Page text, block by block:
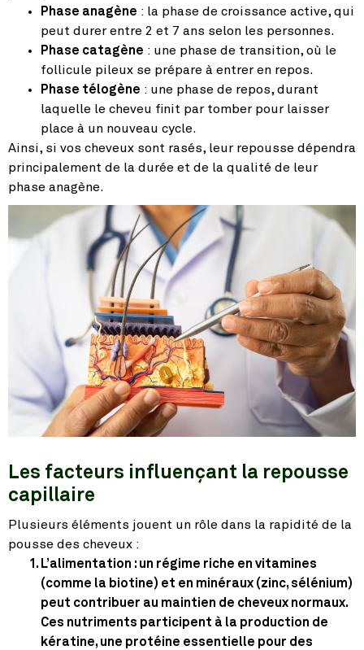
Phase anagène : la phase de croissance active, qui
peut durer entre 2 et 7 ans selon les personnes.
Phase catagène : une phase de transition, où le
follicule pileux se prépare à entrer en repos.
Phase télogène : une phase de repos, durant
laquelle le cheveu finit par tomber pour laisser
place à un nouveau cycle.
Ainsi, si vos cheveux sont rasés, leur repousse dépendra
principalement de la durée et de la qualité de leur
phase anagène.
Les facteurs influençant la repousse
capillaire
Plusieurs éléments jouent un rôle dans la rapidité de la
pousse des cheveux :
L’alimentation : un régime riche en vitamines
(comme la biotine) et en minéraux (zinc, sélénium)
peut contribuer au maintien de cheveux normaux.
Ces nutriments participent à la production de
kératine, une protéine essentielle pour des